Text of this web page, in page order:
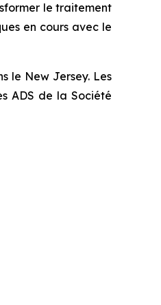
le traitement
en cours avec le
le New Jersey. Les
ADS de la Société